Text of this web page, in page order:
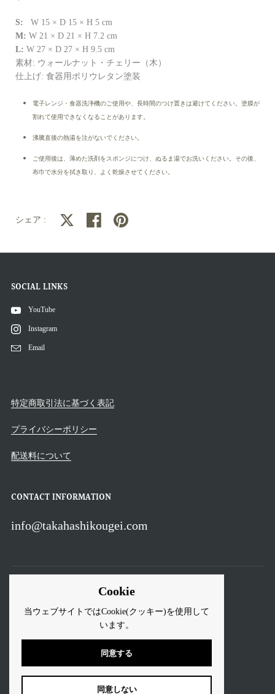
S:
W 15 × D 15 × H 5 cm
M: W 21 × D 21 × H 7.2 cm
L: W 27 × D 27 × H 9.5 cm
素材: ウォールナット・チェリー（木）
仕上げ: 食器用ポリウレタン塗装
電子レンジ・食器洗浄機のご使用や、長時間のつけ置きは避けてください。塗膜が
割れて使用できなくなることがあります。
沸騰直後の熱湯を注がないでください。
ご使用後は、薄めた洗剤をスポンジにつけ、ぬるま湯でお洗いください。その後、
布巾で水分を拭き取り、よく乾燥させてください。
シェア : XでシェアするFacebookでシェアする
Pinterestでシェアする
SOCIAL LINKS
YouTube
Instagram
Email
特定商取引法に基づく表記
プライバシーポリシー
配送料について
CONTACT INFORMATION
info@takahashikougei.com
Takahashikougei. Powered by Shopify
Cookie
当ウェブサイトではCookie(クッキー)を使用して
います。
同意する
同意しない